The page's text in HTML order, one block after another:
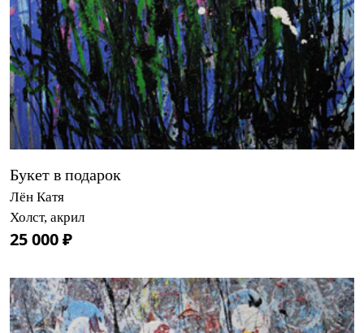
Букет в подарок
Лён Катя
Холст, акрил
25 000 ₽